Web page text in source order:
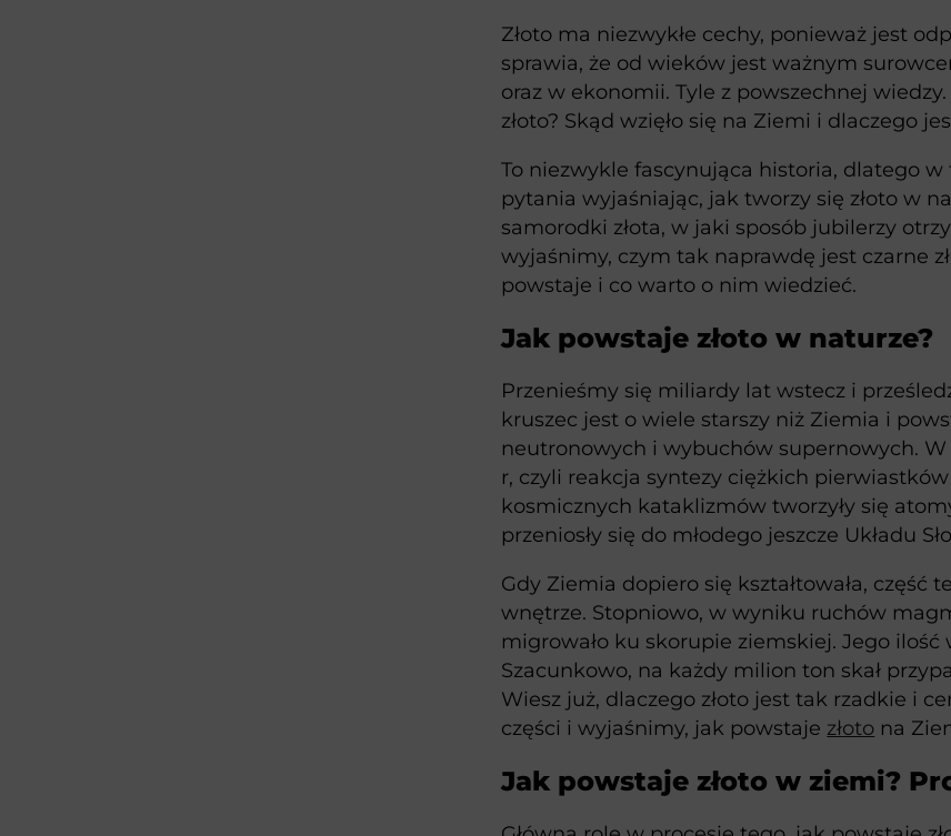
Złoto ma niezwykłe cechy, ponieważ jest
sprawia, że od wieków jest ważnym
oraz w ekonomii. Tyle z powszechnej
złoto? Skąd wzięło się na Ziemi i dlaczego
To niezwykle fascynująca historia, dlatego
pytania wyjaśniając, jak tworzy się złoto w
samorodki złota, w jaki sposób jubilerzy
wyjaśnimy, czym tak naprawdę jest czarne
powstaje i co warto o nim wiedzieć.
Jak powstaje złoto w naturze?
Przenieśmy się miliardy lat wstecz i
kruszec jest o wiele starszy niż Ziemia i
neutronowych i wybuchów supernowych. W
r, czyli reakcja syntezy ciężkich
kosmicznych kataklizmów tworzyły się
przeniosły się do młodego jeszcze Układu
Gdy Ziemia dopiero się kształtowała, część
wnętrze. Stopniowo, w wyniku ruchów
migrowało ku skorupie ziemskiej. Jego
Szacunkowo, na każdy milion ton skał
Wiesz już, dlaczego złoto jest tak rzadkie i
części i wyjaśnimy, jak powstaje złoto na
Jak powstaje złoto w ziemi?